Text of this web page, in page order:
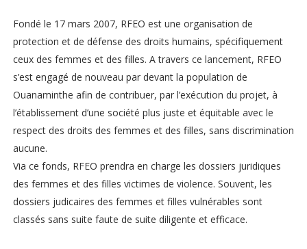
Fondé le 17 mars 2007, RFEO est une organisation de
protection et de défense des droits humains, spécifiquement
ceux des femmes et des filles. A travers ce lancement, RFEO
s’est engagé de nouveau par devant la population de
Ouanaminthe afin de contribuer, par l’exécution du projet, à
l’établissement d’une société plus juste et équitable avec le
respect des droits des femmes et des filles, sans discrimination
aucune.
Via ce fonds, RFEO prendra en charge les dossiers juridiques
des femmes et des filles victimes de violence. Souvent, les
dossiers judicaires des femmes et filles vulnérables sont
classés sans suite faute de suite diligente et efficace.